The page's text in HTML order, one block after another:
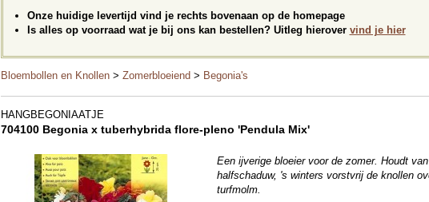
Onze huidige levertijd vind je rechts bovenaan op de homepage
Is alles op voorraad wat je bij ons kan bestellen? Uitleg hierover vind je hier
Bloembollen en Knollen > Zomerbloeiend > Begonia's
HANGBEGONIAATJE
704100 Begonia x tuberhybrida flore-pleno 'Pendula Mix'
Een ijverige bloeier voor de zomer. Houdt
halfschaduw, 's winters vorstvrij de knollen
turfmolm.